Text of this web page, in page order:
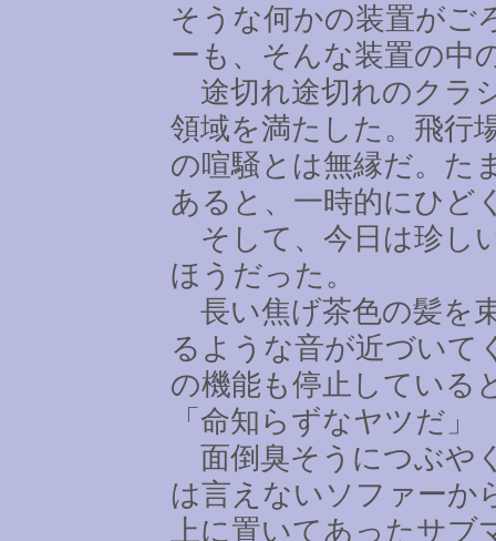
そうな何かの装置がご
ーも、そんな装置の中
途切れ途切れのクラ
領域を満たした。飛行
の喧騒とは無縁だ。た
あると、一時的にひど
そして、今日は珍し
ほうだった。
長い焦げ茶色の髪を
るような音が近づいて
の機能も停止している
「命知らずなヤツだ」
面倒臭そうにつぶや
は言えないソファーか
上に置いてあったサ